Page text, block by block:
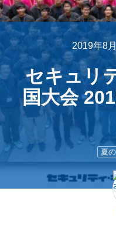
2019年8
セキュリ
国大会
夏